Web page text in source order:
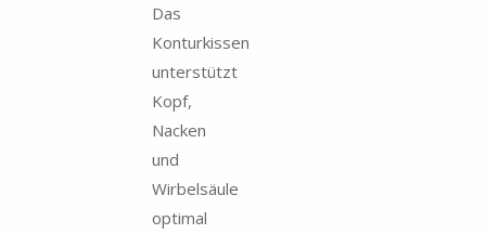
Das
Konturkissen
unterstützt
Kopf,
Nacken
und
Wirbelsäule
optimal